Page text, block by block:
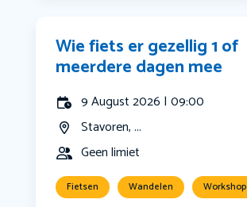
Wie fiets er gezellig 1 of
meerdere dagen mee
9 August 2026 | 09:00
Stavoren, ...
Geen limiet
Fietsen Wandelen Workshop